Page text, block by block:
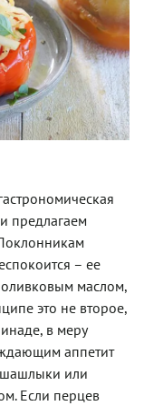
предлагаем
– ее
оливковым маслом,
это не второе,
в меру
аппетит
или
Если перцев